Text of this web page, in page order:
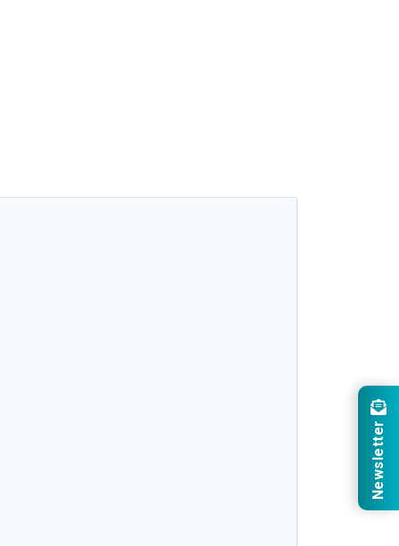
Newsletter